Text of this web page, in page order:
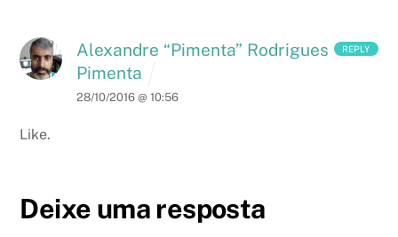
Alexandre “Pimenta” Rodrigues
Pimenta
28/10/2016 @ 10:56
Like.
REPLY
Deixe uma resposta